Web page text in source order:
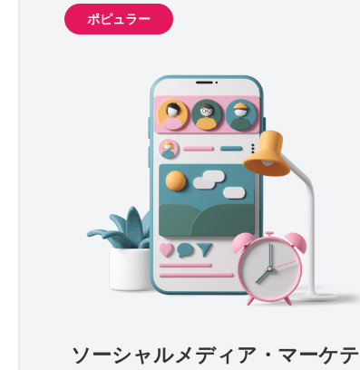
ポピュラー
ソーシャルメディア・マーケテ